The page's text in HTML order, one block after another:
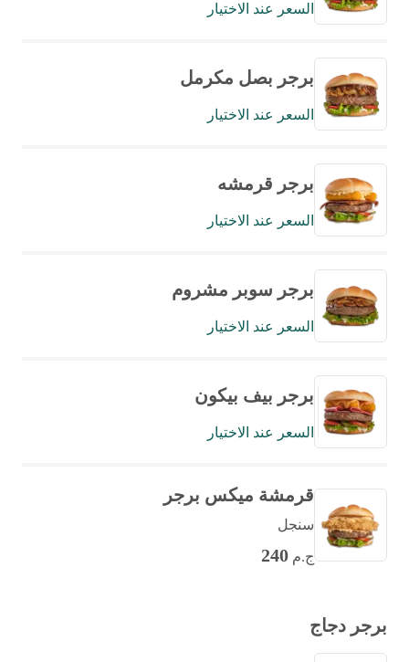
السعر عند الاختيار
برجر بصل مكرمل
السعر عند الاختيار
برجر قرمشه
السعر عند الاختيار
برجر سوبر مشروم
السعر عند الاختيار
برجر بيف بيكون
السعر عند الاختيار
قرمشة ميكس برجر
سنجل
ج.م 240
برجر دجاج